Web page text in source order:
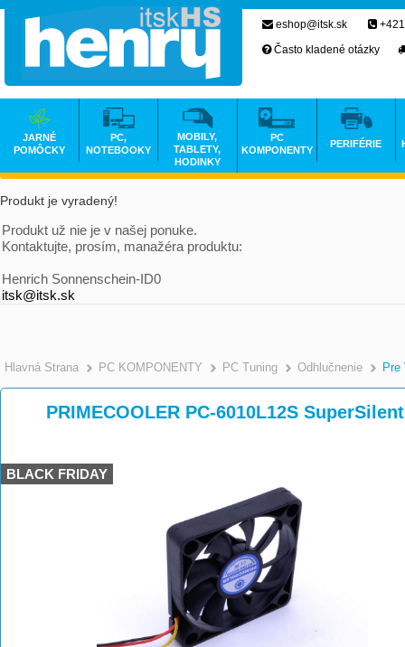
Produkt je vyradený!
Produkt už nie je v našej ponuke.
Kontaktujte, prosím, manažéra produktu:
Henrich Sonnenschein-ID0
itsk@itsk.sk
Hlavná Strana >
PC KOMPONENTY >
PC Tuning >
Odhlučnenie Pre
PRIMECOOLER PC-6010L12S SuperSilent
BLACK FRIDAY
eshop@itsk.sk
Často kladené otázky
JARNÉ
POMÔCKY
PC,
NOTEBOOKY
MOBILY,
TABLETY,
HODINKY
PC
KOMPONENTY
PERIFÉRIE